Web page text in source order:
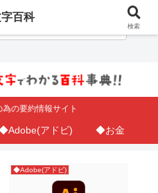
の要約情報サイト
アドビ) ◆お金
◆Adobe(アドビ)
百科
検索